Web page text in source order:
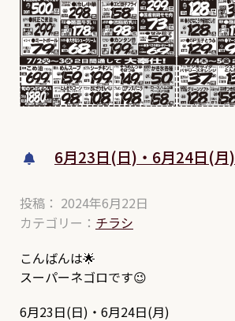
6月23日(日)・6月24日(月)
投稿： 2024年6月22日
カテゴリー： チラシ
こんばんは🌟
スーパーネゴロです😉
6月23日(日)・6月24日(月)